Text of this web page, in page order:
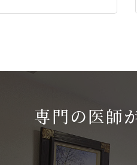
専門の医師